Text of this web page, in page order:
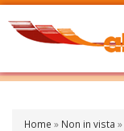
Home » Non in vista »